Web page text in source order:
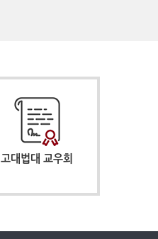
고대법대 교우회